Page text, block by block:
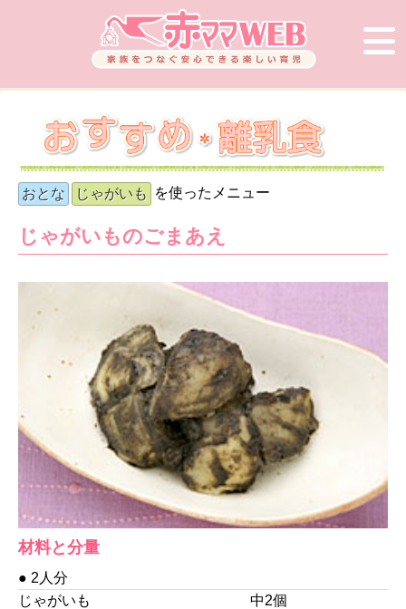
おとな じゃがいも を使ったメニュー
じゃがいものごまあえ
材料と分量
● 2人分
じゃがいも
中2個